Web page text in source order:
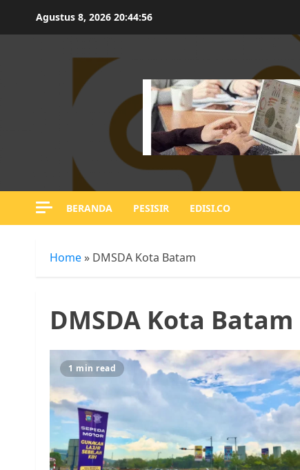
Agustus 8, 2026 20:44:57
BERANDA PESISIR EDISI.CO
Home » DMSDA Kota Batam
DMSDA Kota Batam
1 min read